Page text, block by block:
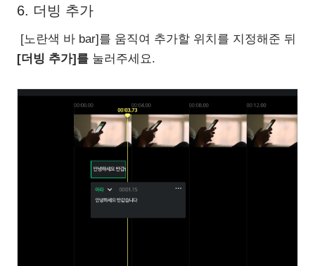
6. 더빙 추가
[노란색 바 bar]를 움직여 추가할 위치를 지정해준 뒤
[더빙 추가]를 눌러주세요.